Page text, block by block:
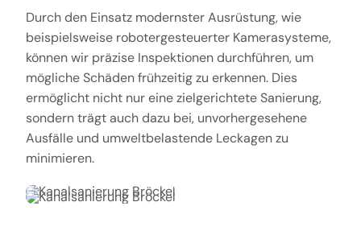
Durch den Einsatz modernster Ausrüstung, wie
beispielsweise robotergesteuerter Kamerasysteme,
können wir präzise Inspektionen durchführen, um
mögliche Schäden frühzeitig zu erkennen. Dies
ermöglicht nicht nur eine zielgerichtete Sanierung,
sondern trägt auch dazu bei, unvorhergesehene
Ausfälle und umweltbelastende Leckagen zu
minimieren.